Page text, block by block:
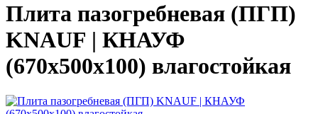
Плита пазогребневая (ПГП)
KNAUF | КНАУФ
(670х500х100) влагостойкая